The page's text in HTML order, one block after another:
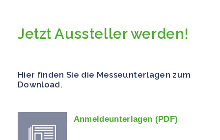
Jetzt Aussteller werden!
Hier finden Sie die Messeunterlagen zum
Download.
Anmeldeunterlagen (PDF)